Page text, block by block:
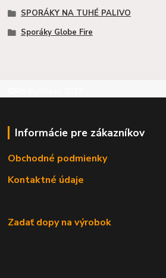
SPORÁKY NA TUHÉ PALIVO
Sporáky Globe Fire
Informácie pre zákazníkov
Obchodné podmienky
Kontaktné údaje
Zadať dopy na výrobok